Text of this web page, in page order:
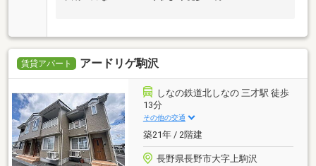
賃貸アパート アードリゲ駒沢
しなの鉄道北しなの 三才駅 徒歩
13分
その他の交通
築21年 / 2階建
長野県長野市大字上駒沢